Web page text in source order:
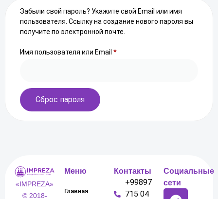
Забыли свой пароль? Укажите свой Email или имя
пользователя. Ссылку на создание нового пароля вы
получите по электронной почте.
Имя пользователя или Email *
Сброс пароля
«IMPREZA»
© 2018-
Меню
Главная
Контакты
+99897
715 04
Социальные
сети